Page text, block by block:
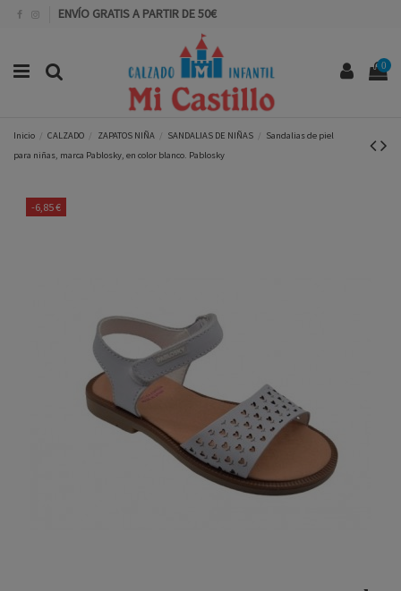
ENVÍO GRATIS A PARTIR DE 50€
0
Inicio CALZADO ZAPATOS NIÑA SANDALIAS DE NIÑAS
Sandalias de piel
para niñas, marca Pablosky, en color blanco. Pablosky
-6,85 €